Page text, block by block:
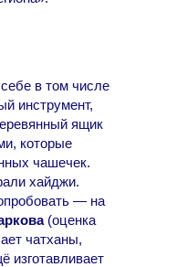
в том числе
инструмент,
ящик
которые
чашечек.
хайджи.
— на
(оценка
чатханы,
изготавливает